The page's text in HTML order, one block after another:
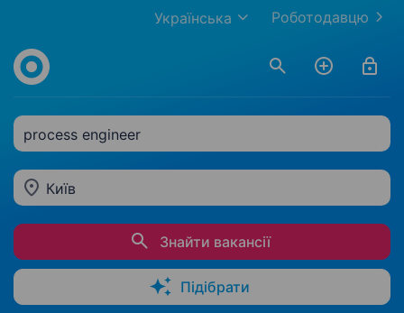
Роботодавцю
Українська
process engineer
Київ
Знайти вакансії
Підібрати